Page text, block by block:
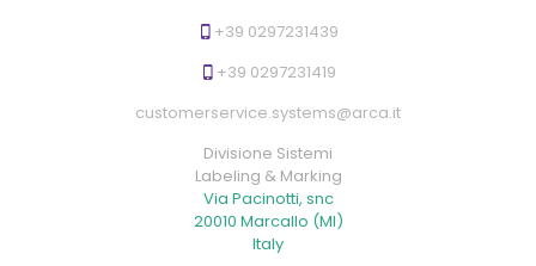
+39 0297231439
+39 0297231419
customerservice.systems@arca.it
Divisione Sistemi
Labeling & Marking
Via Pacinotti, snc
20010 Marcallo (MI)
Italy